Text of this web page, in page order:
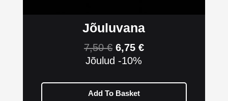
Jõuluvana
7,50€ 6,75 €
Jõulud -10%
Add To Basket